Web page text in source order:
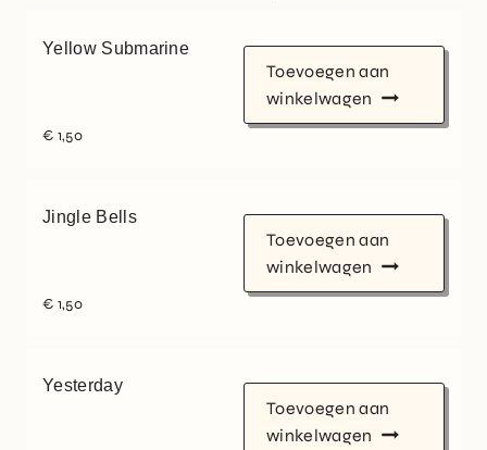
Yellow Submarine
€ 1,50
Toevoegen aan
winkelwagen
Jingle Bells
€ 1,50
Toevoegen aan
winkelwagen
Yesterday
Toevoegen aan
winkelwagen